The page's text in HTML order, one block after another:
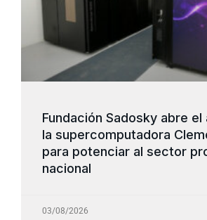
Fundación Sadosky abre
la supercomputadora
para potenciar al sector
nacional
03/08/2026